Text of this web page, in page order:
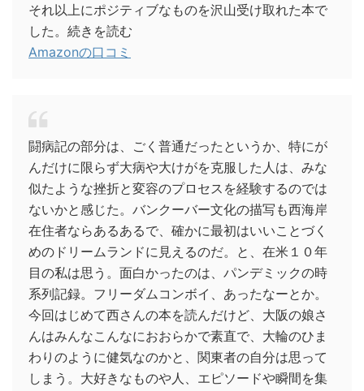
それ以上にポジティブなものを沢山受け取れた本で
した。続きを読む
Amazonの口コミ
闘病記の部分は、ごく普通だったというか、特にが
んだけに限らず大病や大けがを克服した人は、みな
似たような挫折と変容のプロセスを経験するのでは
ないかと感じた。バンクーバー文化の描写も西海岸
在住者ならあるあるで、確かに最初はいいことづく
めのドリームランドに見えるのだ。と、在米１０年
目の私は思う。面白かったのは、パンデミックの時
系列記録。フリーダムコンボイ、あったなーとか。
今回はじめて西さんの本を読んだけど、大阪の娘さ
んはみんなこんなにおおらかで素直で、大輪のひま
わりのように健気なのかと、関東者の自分は思って
しまう。大好きなものや人、エピソードや瞬間を集